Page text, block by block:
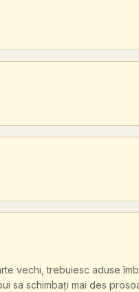
vechi, trebuiesc aduse
sa schimbați mai des